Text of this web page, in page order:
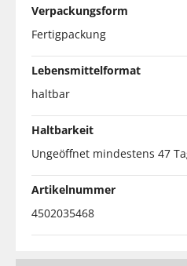
Verpackungsform
Fertigpackung
Lebensmittelformat
haltbar
Haltbarkeit
Ungeöffnet mindestens 47
Artikelnummer
4502035468